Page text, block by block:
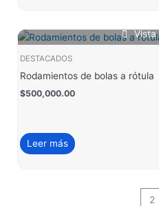
Vista
DESTACADOS
Rodamientos de bolas a rótula
$500,000.00
Leer más
2